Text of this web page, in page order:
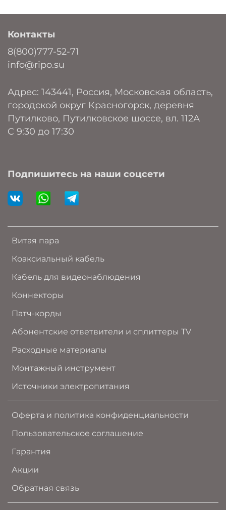
Витая пара
Коаксиальный кабель
Кабель для видеонаблюдения
Коннекторы
Патч-корды
Абонентские ответвители и сплиттеры TV
Расходные материалы
Монтажный инструмент
Источники электропитания
Оферта и политика конфиденциальности
Пользовательское соглашение
Гарантия
Акции
Обратная связь
Контакты
8(800)777-52-71
info@ripo.su
Адрес: 143441, Россия, Московская область,
городской округ Красногорск, деревня
Путилково, Путилковское шоссе, вл. 112А
C 9:30 до 17:30
Подпишитесь на наши соцсети